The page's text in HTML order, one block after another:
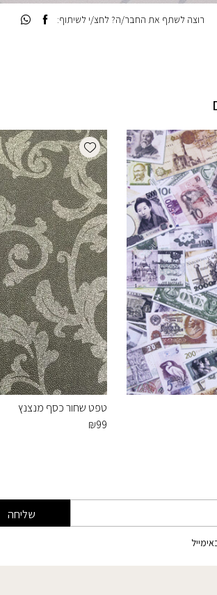
רוצה לשתף את החבר/ה? לחצ/י לשיתוף:
Add wishlist
טפט שחור כסף מנצנץ
₪99
שליחה